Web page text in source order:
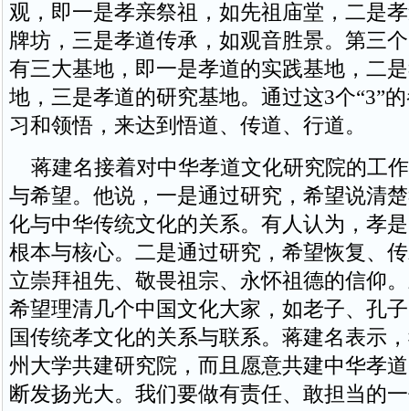
观，即一是孝亲祭祖，如先祖庙堂，二是
牌坊，三是孝道传承，如观音胜景。第三
有三大基地，即一是孝道的实践基地，二
地，三是孝道的研究基地。通过这3个“3”
习和领悟，来达到悟道、传道、行道。
蒋建名接着对中华孝道文化研究院的工
与希望。他说，一是通过研究，希望说清
化与中华传统文化的关系。有人认为，孝
根本与核心。二是通过研究，希望恢复、
立崇拜祖先、敬畏祖宗、永怀祖德的信仰
希望理清几个中国文化大家，如老子、孔
国传统孝文化的关系与联系。蒋建名表示
州大学共建研究院，而且愿意共建中华孝
断发扬光大。我们要做有责任、敢担当的